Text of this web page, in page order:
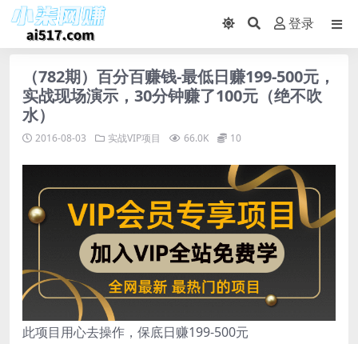
登录
（782期）百分百赚钱-最低日赚199-500元，
实战现场演示，30分钟赚了100元（绝不吹
水）
2016-08-03 实战VIP项目 66.0K 10
此项目用心去操作，保底日赚199-500元